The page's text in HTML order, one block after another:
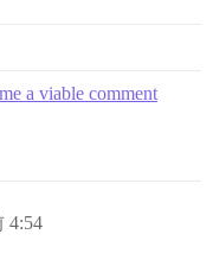
a viable comment
4:54